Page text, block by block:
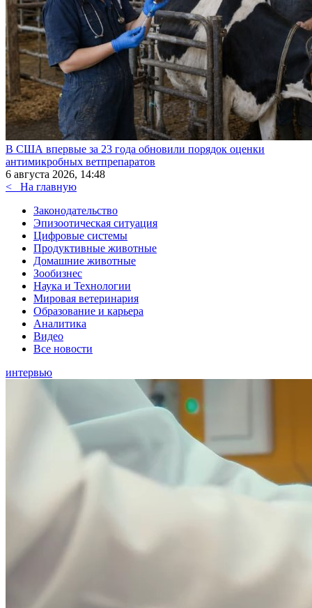
В США впервые за 23 года обновили порядок оценки
антимикробных ветпрепаратов
6 августа 2026, 14:48
<
На главную
Законодательство
Эпизоотическая ситуация
Цифровые системы
Продуктивные животные
Домашние животные
Зообизнес
Наука и Технологии
Мировая ветеринария
Образование и карьера
Аналитика
Видео
Все новости
интервью